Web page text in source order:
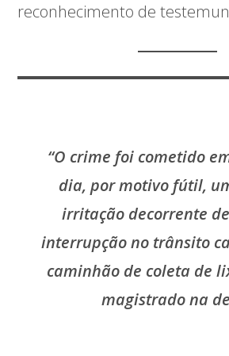
reconhecimento de
“O crime foi cometido
dia, por motivo fútil,
irritação decorrente
interrupção no trânsito
caminhão de coleta de
magistrado na